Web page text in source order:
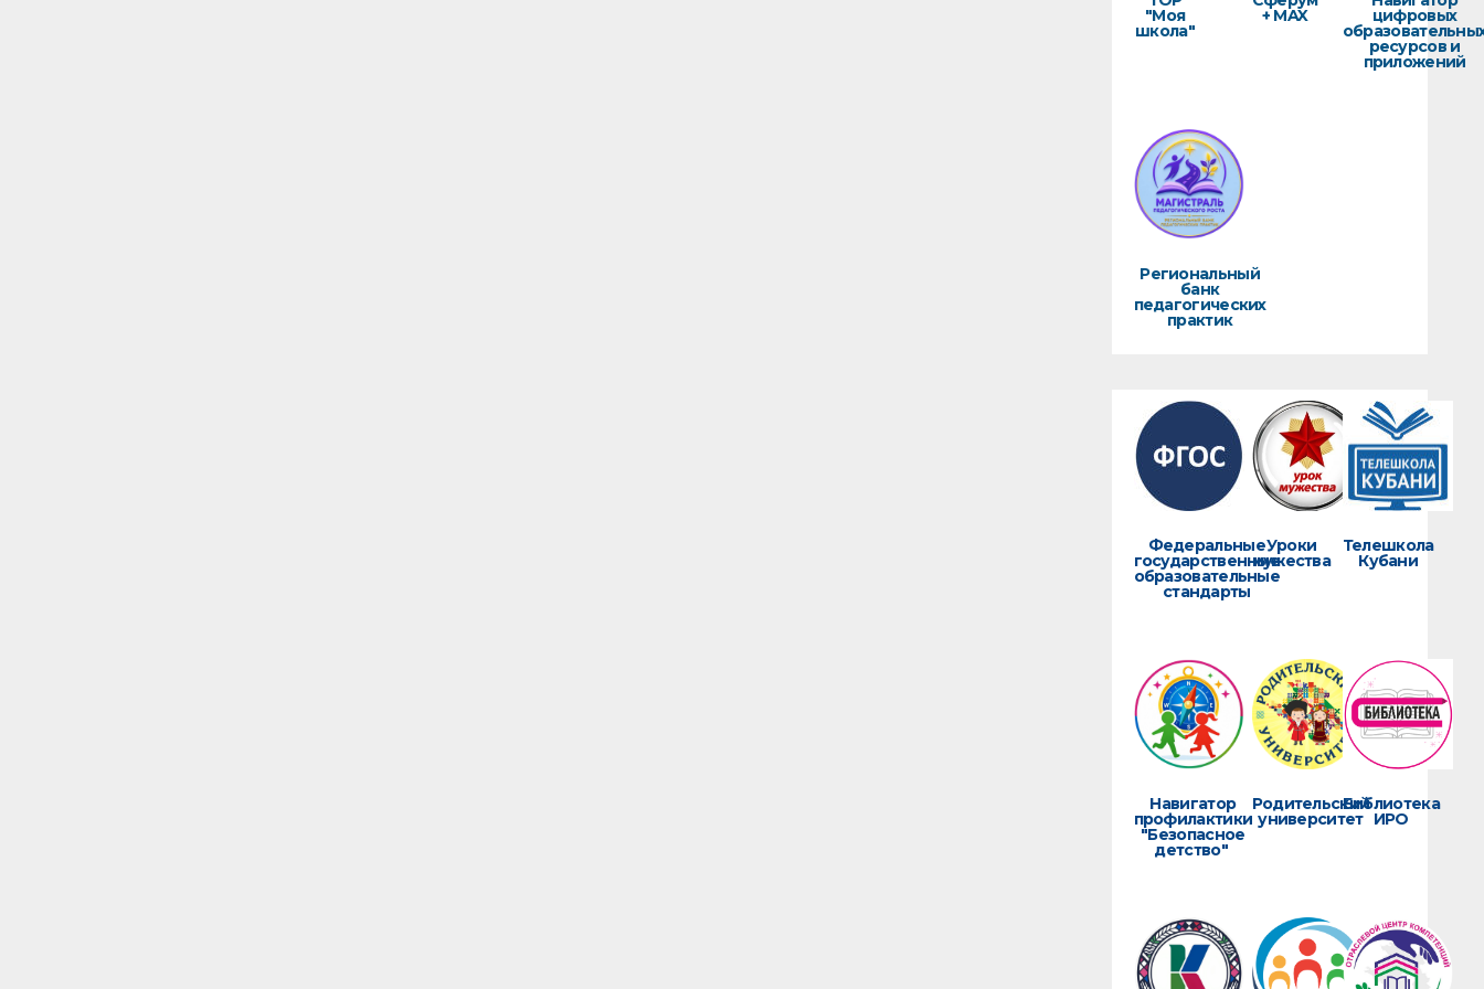
"Моя
школа"
+ MAX цифровых
ресурсов и
приложений
Региональный
банк
педагогических
практик
Федеральные
государственные
образовательные
стандарты
Уроки
мужества
Телешкола
Кубани
Навигатор
профилактики
"Безопасное
детство"
Родительский
университет
Библиотека
ИРО